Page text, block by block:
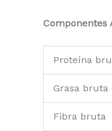
Componentes
Proteína
Grasa bruta
Fibra bruta